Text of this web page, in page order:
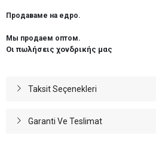
Продаваме на едро.
Мы продаем оптом.
Οι πωλήσεις χονδρικής μας
Taksit Seçenekleri
Garanti Ve Teslimat